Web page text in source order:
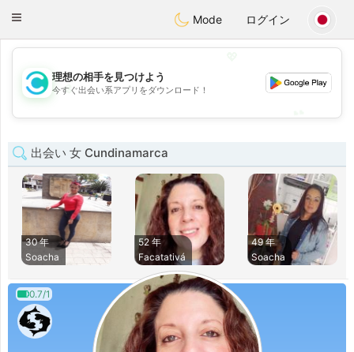
olombiaCitas
Toggle
Mode ログイン
💖
💕
理想の相手を見つけよう
今すぐ出会い系アプリをダウンロード！
出会い 女 Cundinamarca
30 年
Soacha
52 年
Facatativá
49 年
Soacha
0.7/1